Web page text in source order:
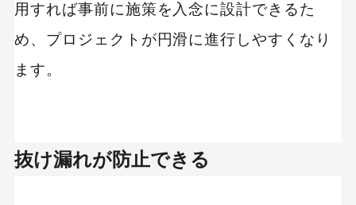
用すれば事前に施策を入念に設計できるた
め、プロジェクトが円滑に進行しやすくなり
ます。
抜け漏れが防止できる